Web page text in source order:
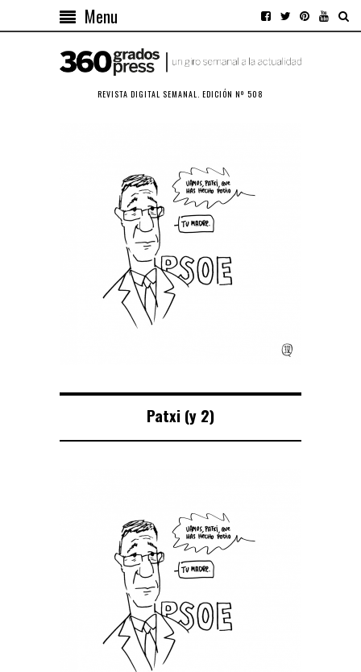
Menu
REVISTA DIGITAL SEMANAL. EDICIÓN Nº 508
Patxi (y 2)